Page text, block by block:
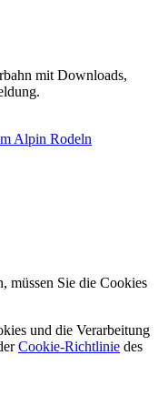
mit Downloads,
Alpin Rodeln
müssen Sie die Cookies
und die Verarbeitung
Cookie-Richtlinie des